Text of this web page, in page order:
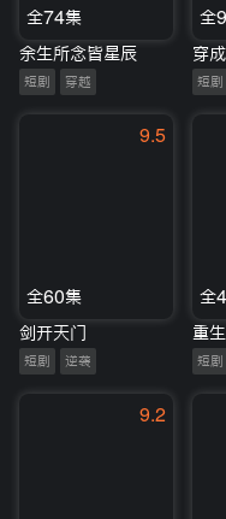
全74集
余生所念皆星辰
短剧 穿越
全
短剧
9.5
全60集
剑开天门
短剧 逆袭
全
短剧
9.2